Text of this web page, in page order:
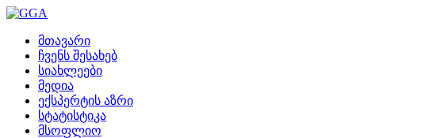
მთავარი
ჩვენს შესახებ
სიახლეები
მედია
ექსპერტის აზრი
სტატისტიკა
მსოფლიო